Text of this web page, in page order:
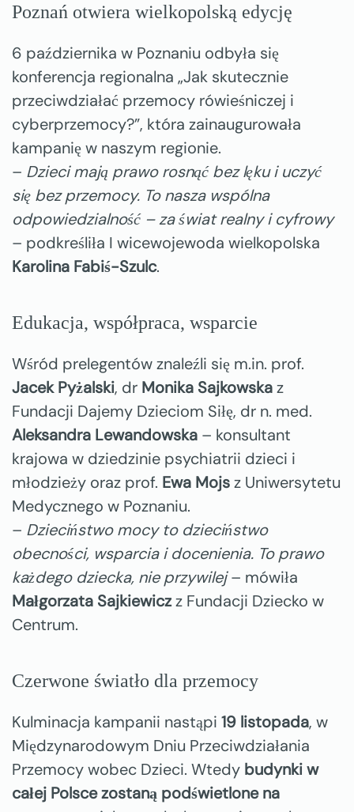
Poznań otwiera wielkopolską edycję
6 października w Poznaniu odbyła się
konferencja regionalna „Jak skutecznie
przeciwdziałać przemocy rówieśniczej i
cyberprzemocy?”, która zainaugurowała
kampanię w naszym regionie.
– Dzieci mają prawo rosnąć bez lęku i uczyć
się bez przemocy. To nasza wspólna
odpowiedzialność – za świat realny i cyfrowy
– podkreśliła I wicewojewoda wielkopolska
Karolina Fabiś-Szulc.
Edukacja, współpraca, wsparcie
Wśród prelegentów znaleźli się m.in. prof.
Jacek Pyżalski, dr Monika Sajkowskaz
Fundacji Dajemy Dzieciom Siłę, dr n. med.
Aleksandra Lewandowska – konsultant
krajowa w dziedzinie psychiatrii dzieci i
młodzieży oraz prof. Ewa Mojsz Uniwersytetu
Medycznego w Poznaniu.
– Dzieciństwo mocy to dzieciństwo
obecności, wsparcia i docenienia. To prawo
każdego dziecka, nie przywilej– mówiła
Małgorzata Sajkiewiczz Fundacji Dziecko w
Centrum.
Czerwone światło dla przemocy
Kulminacja kampanii nastąpi 19 listopada, w
Międzynarodowym Dniu Przeciwdziałania
Przemocy wobec Dzieci. Wtedy budynki w
całej Polsce zostaną podświetlone na